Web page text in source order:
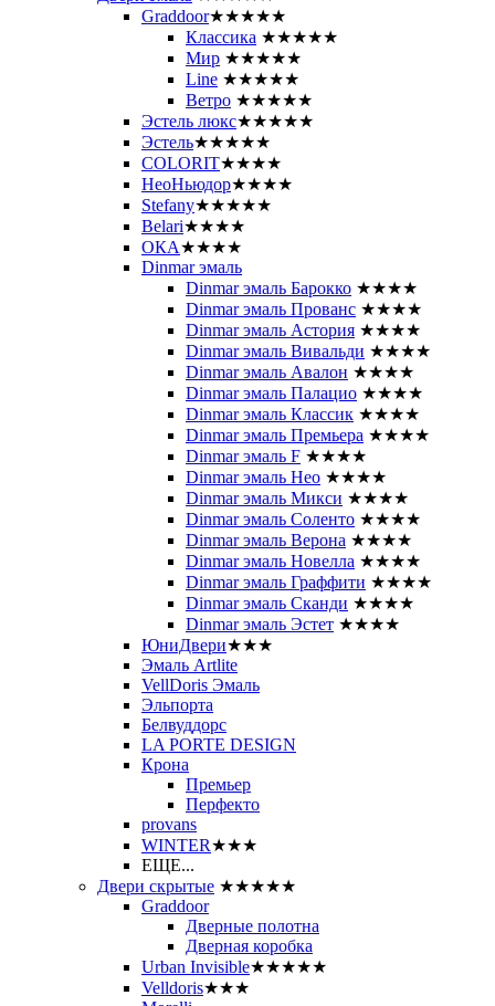
Graddoor★★★★★
Классика ★★★★★
Мир ★★★★★
Line ★★★★★
Ветро ★★★★★
Эстель люкс★★★★★
Эстель★★★★★
COLORIT★★★★
НеоНьюдор★★★★
Stefany★★★★★
Belari★★★★
ОКА★★★★
Dinmar эмаль
Dinmar эмаль Барокко ★★★★
Dinmar эмаль Прованс ★★★★
Dinmar эмаль Астория ★★★★
Dinmar эмаль Вивальди ★★★★
Dinmar эмаль Авалон ★★★★
Dinmar эмаль Палацио ★★★★
Dinmar эмаль Классик ★★★★
Dinmar эмаль Премьера ★★★★
Dinmar эмаль F ★★★★
Dinmar эмаль Нео ★★★★
Dinmar эмаль Микси ★★★★
Dinmar эмаль Соленто ★★★★
Dinmar эмаль Верона ★★★★
Dinmar эмаль Новелла ★★★★
Dinmar эмаль Граффити ★★★★
Dinmar эмаль Сканди ★★★★
Dinmar эмаль Эстет ★★★★
ЮниДвери★★★
Эмаль Artlite
VellDoris Эмаль
Эльпорта
Белвуддорс
LA PORTE DESIGN
Крона
Премьер
Перфекто
provans
WINTER★★★
ЕЩЕ...
Двери скрытые ★★★★★
Graddoor
Дверные полотна
Дверная коробка
Urban Invisible★★★★★
Velldoris★★★